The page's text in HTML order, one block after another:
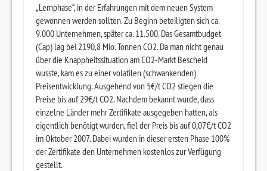
„Lernphase“, in der Erfahrungen mit dem neuen System
gewonnen werden sollten. Zu Beginn beteiligten sich ca.
9.000 Unternehmen, später ca. 11.500. Das Gesamtbudget
(Cap) lag bei 2190,8 Mio. Tonnen CO2. Da man nicht genau
über die Knappheitssituation am CO2-Markt Bescheid
wusste, kam es zu einer volatilen (schwankenden)
Preisentwicklung. Ausgehend von 5€/t CO2 stiegen die
Preise bis auf 29€/t CO2. Nachdem bekannt wurde, dass
einzelne Länder mehr Zertifikate ausgegeben hatten, als
eigentlich benötigt wurden, fiel der Preis bis auf 0,07€/t CO2
im Oktober 2007. Dabei wurden in dieser ersten Phase 100%
der Zertifikate den Unternehmen kostenlos zur Verfügung
gestellt.